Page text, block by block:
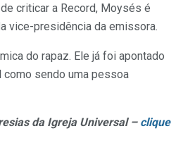
criticar a Record, Moysés é
vice-presidência da emissora.
do rapaz. Ele já foi apontado
sendo uma pessoa
da Igreja Universal – clique